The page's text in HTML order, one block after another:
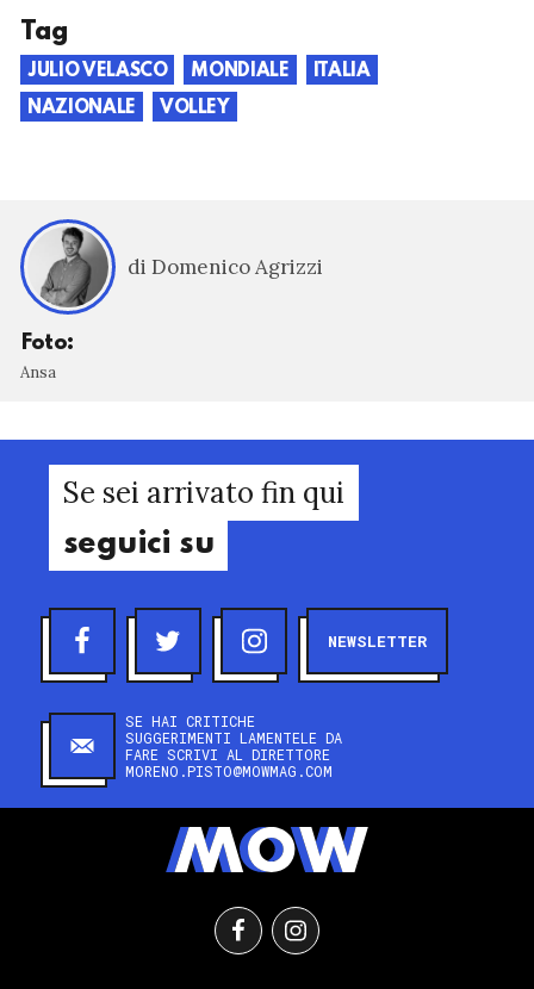
Tag
JULIO VELASCO MONDIALE
ITALIA
NAZIONALE
VOLLEY
di Domenico Agrizzi
Foto:
Ansa
Se sei arrivato fin qui
seguici su
NEWSLETTER
SE HAI CRITICHE
SUGGERIMENTI LAMENTELE DA
FARE SCRIVI AL DIRETTORE
MORENO.PISTO@MOWMAG.COM